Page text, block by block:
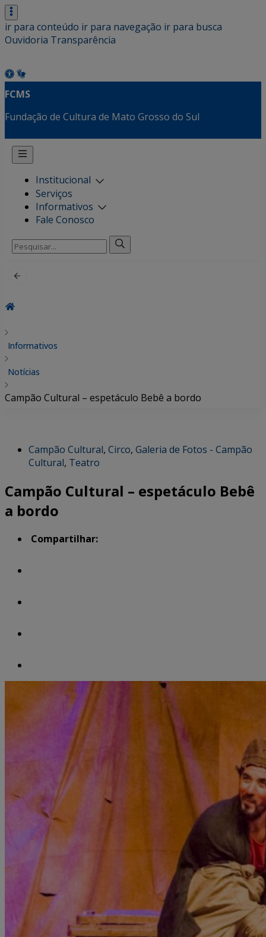
ir para conteúdo ir para navegação ir para busca
Ouvidoria Transparência
FCMS
Fundação de Cultura de Mato Grosso do Sul
Institucional
Serviços
Informativos
Fale Conosco
Pesquisar
por:
Informativos
Notícias
Campão Cultural – espetáculo Bebê a bordo
Campão Cultural, Circo, Galeria de Fotos - Campão
Cultural, Teatro
Campão Cultural – espetáculo Bebê
a bordo
Compartilhar: